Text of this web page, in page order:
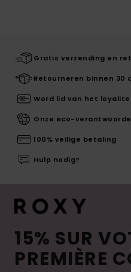
Gratis verzending en
Retourneren binnen 30
Word lid van het
Onze eco-
100% veilige betaling
Hulp nodig?
15% SUR
PREMIÈRE